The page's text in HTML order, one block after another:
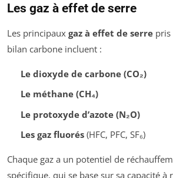
Les gaz à effet de serre
Les principaux gaz à effet de serre pris
bilan carbone incluent :
Le dioxyde de carbone (CO₂)
Le méthane (CH₄)
Le protoxyde d’azote (N₂O)
Les gaz fluorés(HFC, PFC, SF₆)
Chaque gaz a un potentiel de
spécifique, qui se base sur sa capacité à